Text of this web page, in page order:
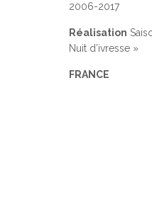
2006-2017
Réalisation
Nuit d’ivresse »
FRANCE